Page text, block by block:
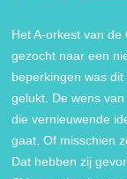
Het A-orkest van
gezocht naar een
beperkingen was
gelukt. De wens
die vernieuwende
gaat. Of misschien
Dat hebben zij